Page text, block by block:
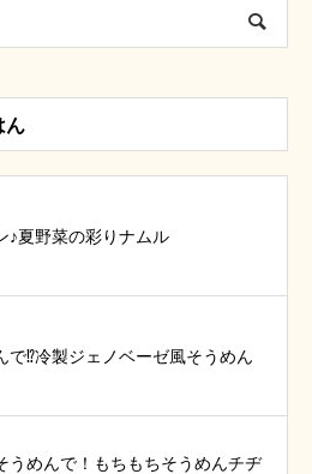
ん
♪夏野菜の彩りナムル
で⁉冷製ジェノベーゼ風そうめん
うめんで！もちもちそうめんチヂ